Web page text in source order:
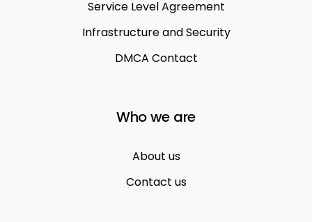
Service Level Agreement
Infrastructure and Security
DMCA Contact
Who we are
About us
Contact us